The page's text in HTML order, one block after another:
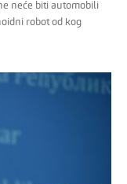
neće biti automobili
robot od kog